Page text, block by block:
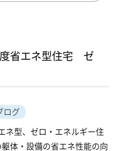
度省エネ型住宅 ゼ
ログ
ネ型、ゼロ・エネルギー住
体・設備の省エネ性能の向